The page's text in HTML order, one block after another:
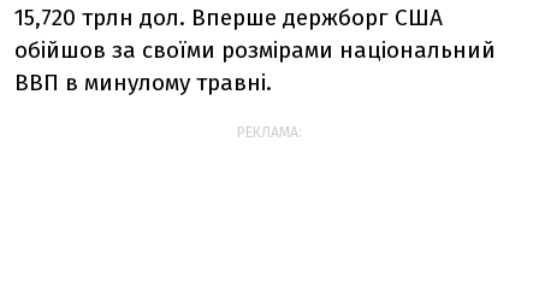
15,720 трлн дол. Вперше держборг США
обійшов за своїми розмірами національний
ВВП в минулому травні.
РЕКЛАМА: